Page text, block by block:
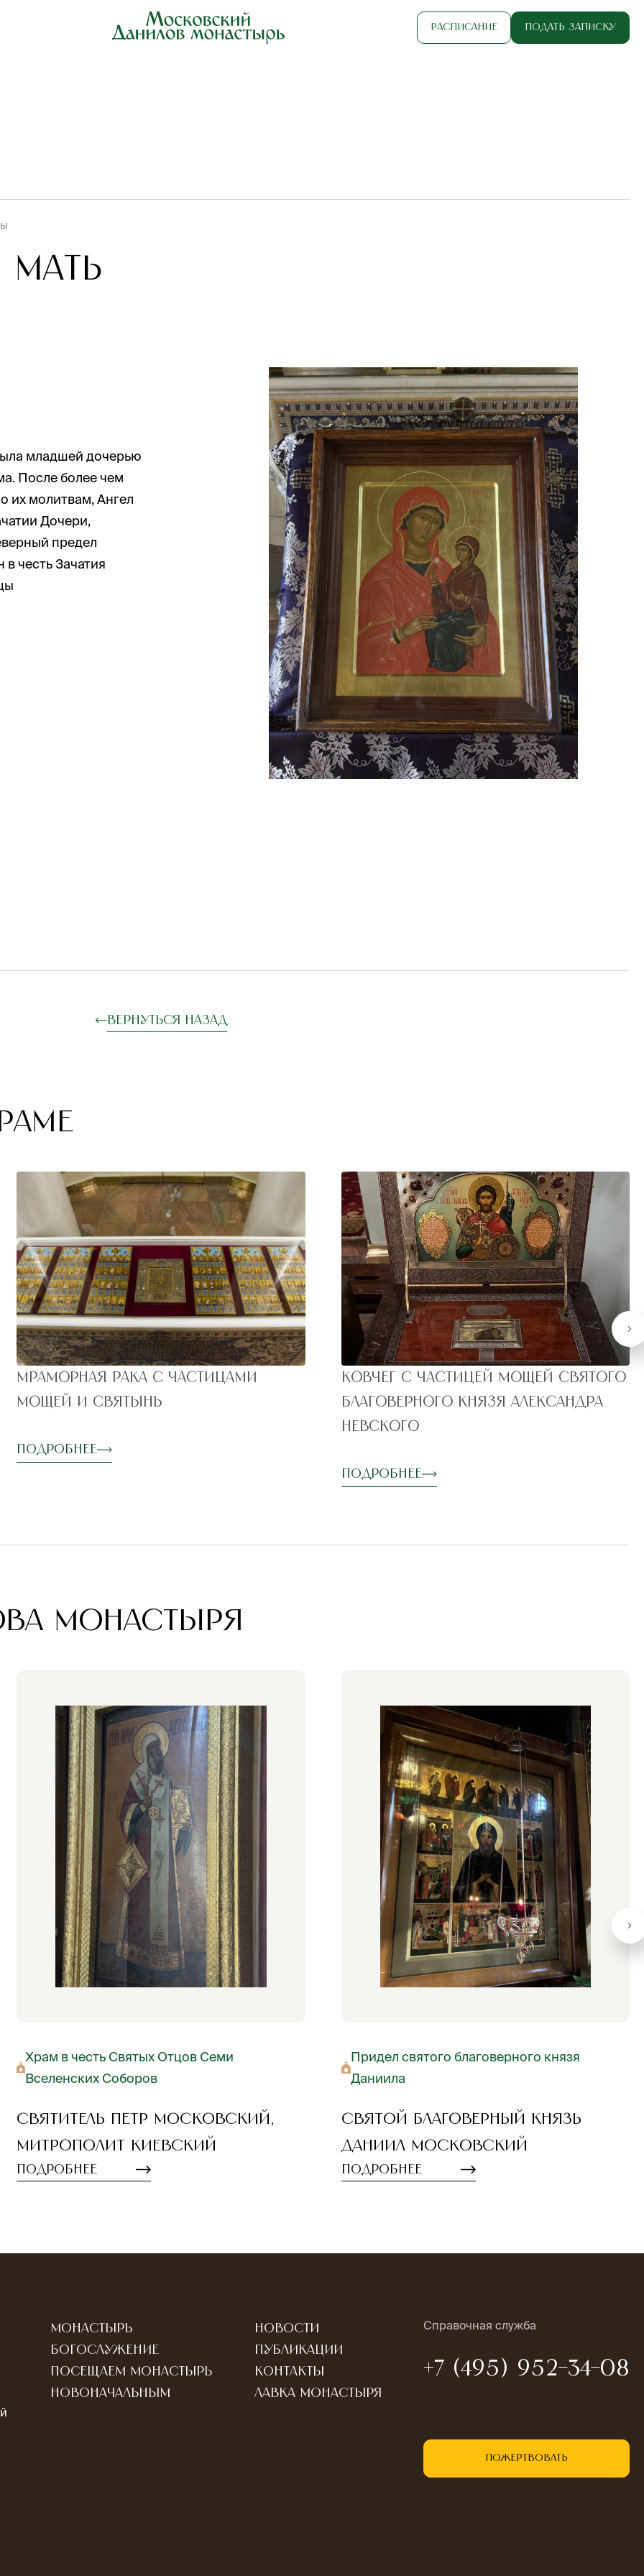
Расписание Подать записку
мать
младшей дочерью
После более чем
их молитвам, Ангел
Дочери,
предел
честь Зачатия
Вернуться назад
Мраморная рака с частицами
мощей и святынь
Подробнее
Ковчег с частицей мощей святого
благоверного князя Александра
Невского
Подробнее
МОНАСТЫРЯ
Храм в честь Святых Отцов Семи
Вселенских Соборов
Святитель Петр Московский,
митрополит Киевский
Подробнее
Придел святого благоверного князя
Даниила
Святой благоверный князь
Даниил Московский
Подробнее
Монастырь
Богослужение
Посещаем монастырь
Новоначальным
Новости
Публикации
Контакты
Лавка монастыря
Справочная служба
+7 (495) 952-34-08
Пожертвовать